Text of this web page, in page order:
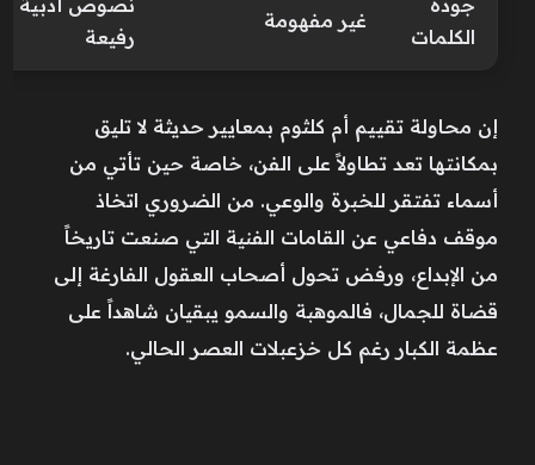
الكلمات
غير مفهومة
رفيعة
إن محاولة تقييم أم كلثوم بمعايير حديثة لا تليق
بمكانتها تعد تطاولاً على الفن، خاصة حين تأتي من
أسماء تفتقر للخبرة والوعي. من الضروري اتخاذ
موقف دفاعي عن القامات الفنية التي صنعت تاريخاً
من الإبداع، ورفض تحول أصحاب العقول الفارغة إلى
قضاة للجمال، فالموهبة والسمو يبقيان شاهداً على
عظمة الكبار رغم كل خزعبلات العصر الحالي.